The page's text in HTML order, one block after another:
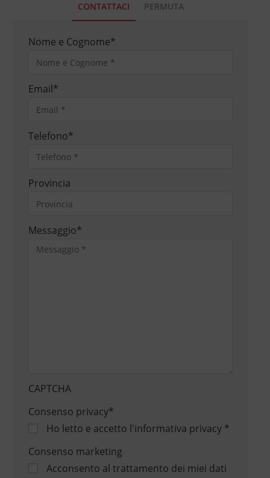
CONTATTACI PERMUTA
Nome e Cognome*
Email*
Telefono*
Provincia
Messaggio*
CAPTCHA
Consenso privacy*
Ho letto e accetto l'informativa privacy*
Consenso marketing
Acconsento al trattamento dei miei dati